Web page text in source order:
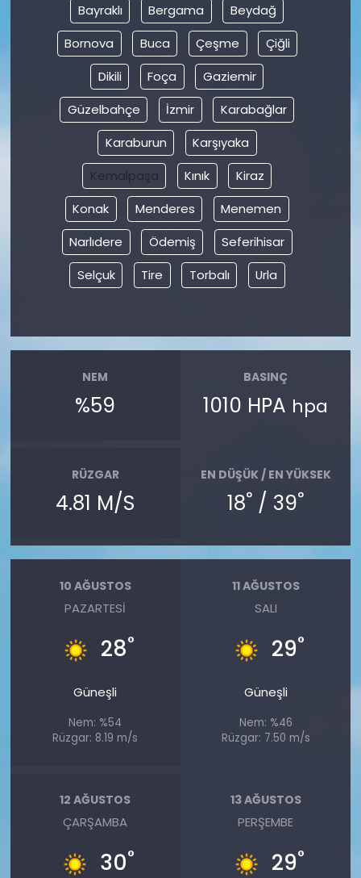
Bayraklı
Bergama
Beydağ
Bornova
Buca Çeşme
Çiğli
Dikili
Foça
Gaziemir
Güzelbahçe
İzmir
Karabağlar
Karaburun
Karşıyaka
Kemalpaşa
Kınık
Kiraz
Konak
Menderes
Menemen
Narlıdere
Ödemiş
Seferihisar
Selçuk
Tire Torbalı Urla
NEM
%59
BASINÇ
1010 HPA hpa
RÜZGAR
4.81 M/S
EN DÜŞÜK / EN YÜKSEK
18° / 39°
10 AĞUSTOS
PAZARTESI
28°
Güneşli
Nem: %54
Rüzgar: 8.19 m/s
11 AĞUSTOS
SALI
29°
Güneşli
Nem: %46
Rüzgar: 7.50 m/s
12 AĞUSTOS
ÇARŞAMBA
30°
13 AĞUSTOS
PERŞEMBE
29°